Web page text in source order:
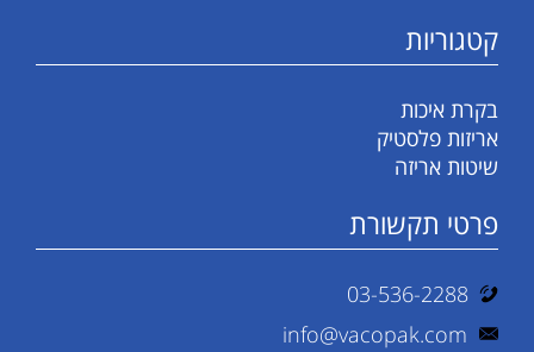
קטגוריות
בקרת איכות
אריזות פלסטיק
שיטות אריזה
פרטי תקשורת
03-536-2288
info@vacopak.com